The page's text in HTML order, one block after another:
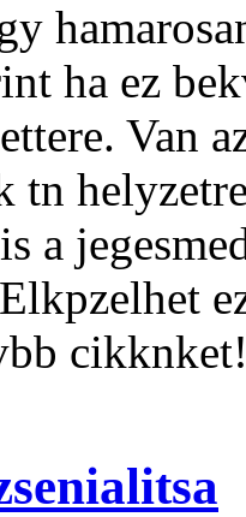
ha ez
Van
tn
a